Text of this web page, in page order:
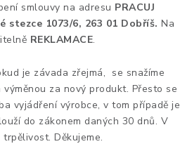
smlouvy na adresu PRACUJ
stezce 1073/6, 263 01 Dobříš. Na
REKLAMACE.
je závada zřejmá, se snažíme
za nový produkt. Přesto se
vyjádření výrobce, v tom případě je
do zákonem daných 30 dnů. V
Děkujeme.